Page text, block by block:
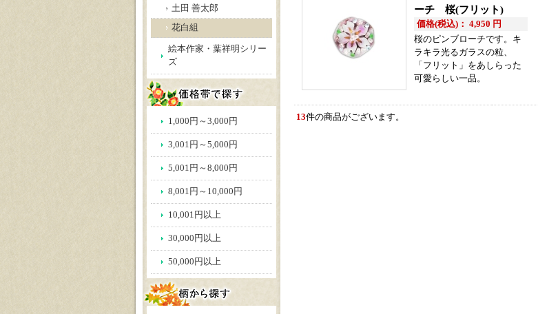
土田 善太郎
花白組
絵本作家・葉祥明シリー
ズ
1,000円～3,000円
3,001円～5,000円
5,001円～8,000円
8,001円～10,000円
10,001円以上
30,000円以上
50,000円以上
ーチ 桜(フリット)
価格(税込)： 4,950 円
桜のピンブローチです。キ
ラキラ光るガラスの粒、
「フリット」をあしらった
可愛らしい一品。
13件の商品がございます。